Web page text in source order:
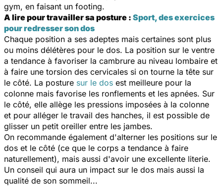
gym, en faisant un footing.
A lire pour travailler sa posture : Sport, des exercices
pour redresser son dos
Chaque position a ses adeptes mais certaines sont plus
ou moins délétères pour le dos. La position sur le ventre
a tendance à favoriser la cambrure au niveau lombaire et
à faire une torsion des cervicales si on tourne la tête sur
le côté. La posture sur le dos est meilleure pour la
colonne mais favorise les ronflements et les apnées. Sur
le côté, elle allège les pressions imposées à la colonne
et pour alléger le travail des hanches, il est possible de
glisser un petit oreiller entre les jambes.
On recommande également d'alterner les positions sur le
dos et le côté (ce que le corps a tendance à faire
naturellement), mais aussi d'avoir une excellente literie.
Un conseil qui aura un impact sur le dos mais aussi la
qualité de son sommeil...